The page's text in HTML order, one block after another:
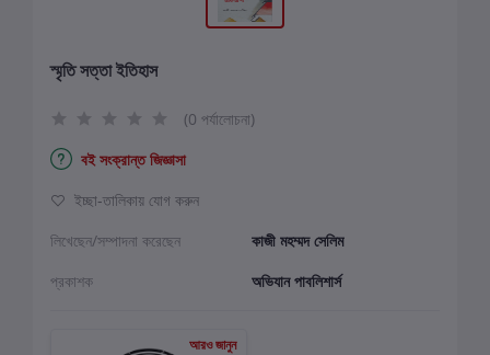
স্মৃতি সত্তা ইতিহাস
(0 পর্যালোচনা)
বই সংক্রান্ত জিজ্ঞাসা
ইচ্ছা-তালিকায় যোগ করুন
লিখেছেন/সম্পাদনা করেছেন
কাজী মহম্মদ সেলিম
প্রকাশক
অভিযান পাবলিশার্স
আরও জানুন